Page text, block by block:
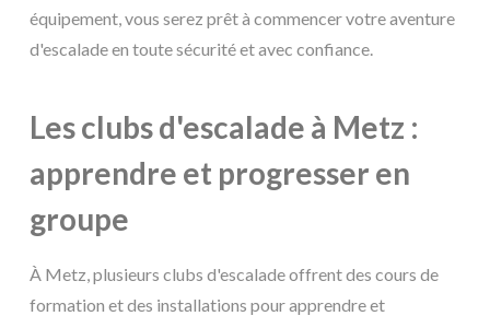
équipement, vous serez prêt à commencer votre aventure
d'escalade en toute sécurité et avec confiance.
Les clubs d'escalade à Metz :
apprendre et progresser en
groupe
À Metz, plusieurs clubs d'escalade offrent des cours de
formation et des installations pour apprendre et